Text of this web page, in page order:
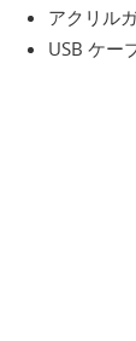
アクリル
USB ケー